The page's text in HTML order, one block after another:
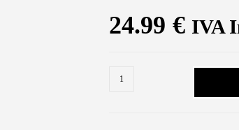
24.99 € IVA
Pasión